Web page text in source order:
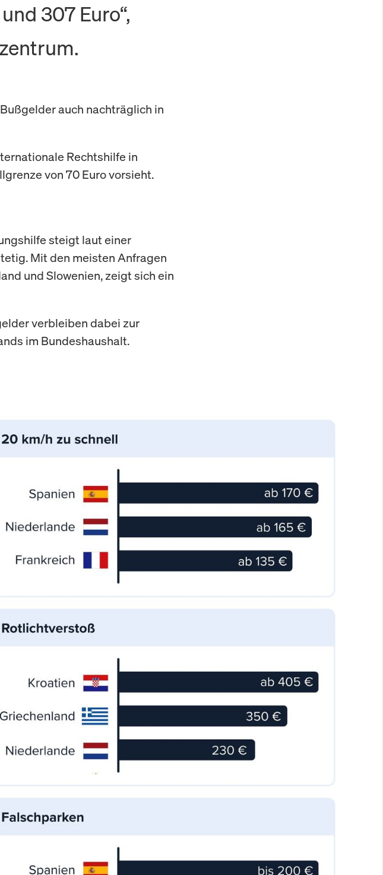
307 Euro“,
auch nachträglich in
Rechtshilfe in
von 70 Euro vorsieht.
steigt laut einer
Mit den meisten Anfragen
und Slowenien, zeigt sich ein
verbleiben dabei zur
im Bundeshaushalt.